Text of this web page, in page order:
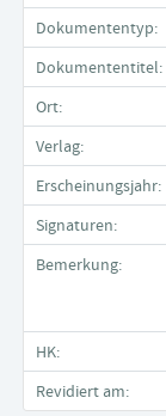
Dokumententyp:
Dokumententitel:
Ort:
Verlag:
Erscheinungsjahr:
Signaturen:
Bemerkung:
HK:
Revidiert am: